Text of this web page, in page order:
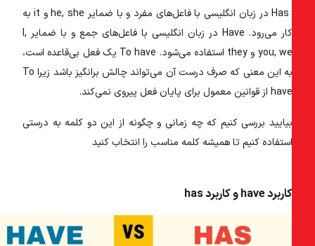
با فاعل‌های مفرد و با ضمایر he, she و it به
کار می‌رود.Have در زبان انگلیسی
با فاعل‌های جمع و با ضمایر I,
you, we و they استفاده می‌شود. To have یک فعل بی‌قاعده است،
به این معنی که صرف درست آن می‌تواند چالش برانگیز باشد زیرا To
بیایید بررسی کنیم که چه زمانی و چگونه از این دو کلمه به درستی
استفاده کنیم تا همیشه کلمه مناسب را انتخاب کنید
کاربرد have و کاربرد has